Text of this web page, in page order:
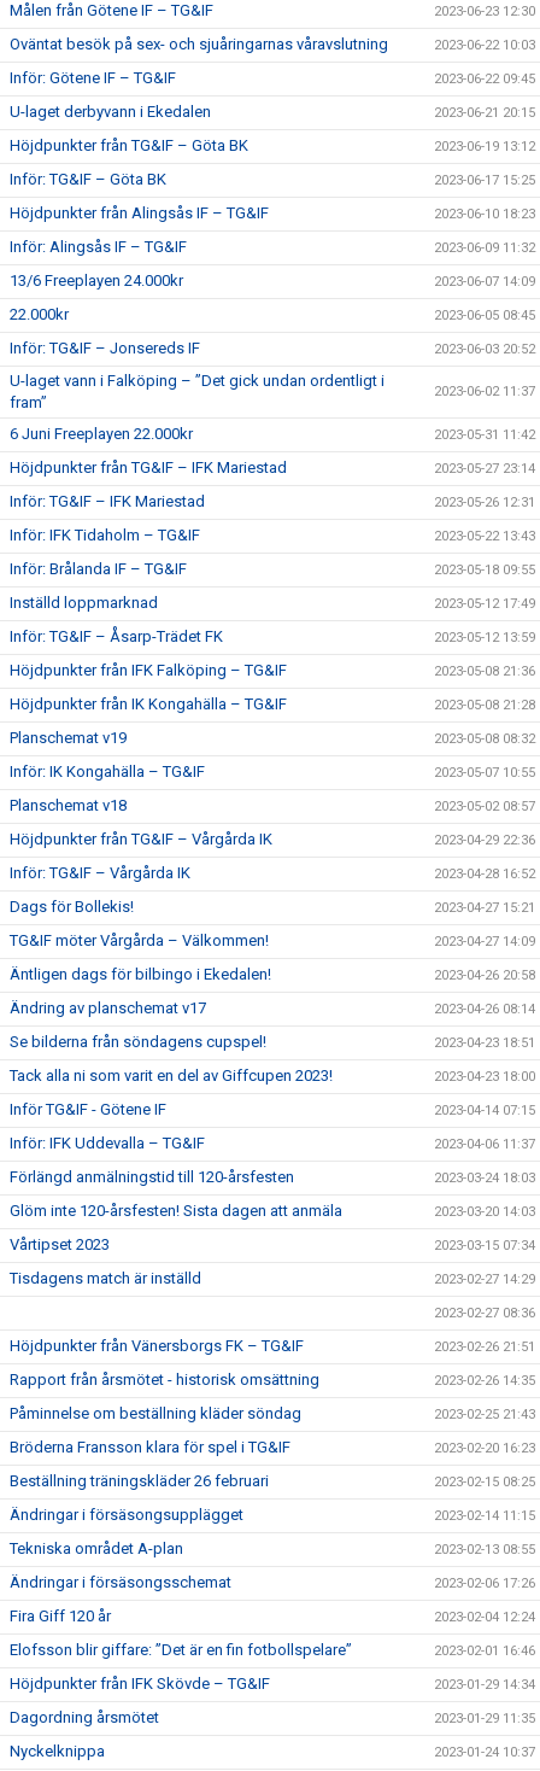
Målen från Götene IF – TG&IF 2023-06-23 12:30
Oväntat besök på sex- och sjuåringarnas våravslutning 2023-06-22 10:03
Inför: Götene IF – TG&IF 2023-06-22 09:45
U-laget derbyvann i Ekedalen 2023-06-21 20:15
Höjdpunkter från TG&IF – Göta BK 2023-06-19 13:12
Inför: TG&IF – Göta BK 2023-06-17 15:25
Höjdpunkter från Alingsås IF – TG&IF 2023-06-10 18:23
Inför: Alingsås IF – TG&IF 2023-06-09 11:32
13/6 Freeplayen 24.000kr 2023-06-07 14:09
22.000kr 2023-06-05 08:45
Inför: TG&IF – Jonsereds IF 2023-06-03 20:52
U-laget vann i Falköping – ”Det gick undan ordentligt i
fram”
2023-06-02 11:37
6 Juni Freeplayen 22.000kr 2023-05-31 11:42
Höjdpunkter från TG&IF – IFK Mariestad 2023-05-27 23:14
Inför: TG&IF – IFK Mariestad 2023-05-26 12:31
Inför: IFK Tidaholm – TG&IF 2023-05-22 13:43
Inför: Brålanda IF – TG&IF 2023-05-18 09:55
Inställd loppmarknad 2023-05-12 17:49
Inför: TG&IF – Åsarp-Trädet FK 2023-05-12 13:59
Höjdpunkter från IFK Falköping – TG&IF 2023-05-08 21:36
Höjdpunkter från IK Kongahälla – TG&IF 2023-05-08 21:28
Planschemat v19 2023-05-08 08:32
Inför: IK Kongahälla – TG&IF 2023-05-07 10:55
Planschemat v18 2023-05-02 08:57
Höjdpunkter från TG&IF – Vårgårda IK 2023-04-29 22:36
Inför: TG&IF – Vårgårda IK 2023-04-28 16:52
Dags för Bollekis! 2023-04-27 15:21
TG&IF möter Vårgårda – Välkommen! 2023-04-27 14:09
Äntligen dags för bilbingo i Ekedalen! 2023-04-26 20:58
Ändring av planschemat v17 2023-04-26 08:14
Se bilderna från söndagens cupspel! 2023-04-23 18:51
Tack alla ni som varit en del av Giffcupen 2023! 2023-04-23 18:00
Inför TG&IF - Götene IF 2023-04-14 07:15
Inför: IFK Uddevalla – TG&IF 2023-04-06 11:37
Förlängd anmälningstid till 120-årsfesten 2023-03-24 18:03
Glöm inte 120-årsfesten! Sista dagen att anmäla 2023-03-20 14:03
Vårtipset 2023 2023-03-15 07:34
Tisdagens match är inställd 2023-02-27 14:29
2023-02-27 08:36
Höjdpunkter från Vänersborgs FK – TG&IF 2023-02-26 21:51
Rapport från årsmötet - historisk omsättning 2023-02-26 14:35
Påminnelse om beställning kläder söndag 2023-02-25 21:43
Bröderna Fransson klara för spel i TG&IF 2023-02-20 16:23
Beställning träningskläder 26 februari 2023-02-15 08:25
Ändringar i försäsongsupplägget 2023-02-14 11:15
Tekniska området A-plan 2023-02-13 08:55
Ändringar i försäsongsschemat 2023-02-06 17:26
Fira Giff 120 år 2023-02-04 12:24
Elofsson blir giffare: ”Det är en fin fotbollspelare” 2023-02-01 16:46
Höjdpunkter från IFK Skövde – TG&IF 2023-01-29 14:34
Dagordning årsmötet 2023-01-29 11:35
Nyckelknippa 2023-01-24 10:37